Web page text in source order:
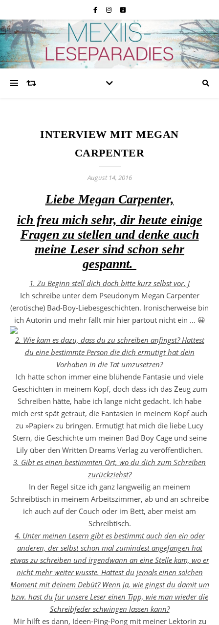
INTERVIEW MIT MEGAN
CARPENTER
August 14, 2016
Liebe Megan Carpenter,
ich freu mich sehr, dir heute einige
Fragen zu stellen und denke auch
meine Leser sind schon sehr
gespannt.
1. Zu Beginn stell dich doch bitte kurz selbst vor. J
Ich schreibe unter dem Pseudonym Megan Carpenter
(erotische) Bad-Boy-Liebesgeschichten. Ironischerweise bin
ich Autorin und mehr fällt mir hier partout nicht ein … 😀
2. Wie kam es dazu, dass du zu schreiben anfingst? Hattest
du eine bestimmte Person die dich ermutigt hat dein
Vorhaben in die Tat umzusetzen?
Ich hatte schon immer eine blühende Fantasie und viele
Geschichten in meinem Kopf, doch dass ich das Zeug zum
Schreiben hätte, habe ich lange nicht gedacht. Ich habe
mich erst spät getraut, die Fantasien in meinem Kopf auch
zu »Papier« zu bringen. Ermutigt hat mich die liebe Lucy
Stern, die Geschichte um meinen Bad Boy Cage und seine
Lily über den Written Dreams Verlag zu veröffentlichen.
3. Gibt es einen bestimmten Ort, wo du dich zum Schreiben
zurückziehst?
In der Regel sitze ich ganz langweilig an meinem
Schreibtisch in meinem Arbeitszimmer, ab und an schreibe
ich auch auf der Couch oder im Bett, aber meist am
Schreibtisch.
4. Unter meinen Lesern gibt es bestimmt auch den ein oder
anderen, der selbst schon mal zumindest angefangen hat
etwas zu schreiben und irgendwann an eine Stelle kam, wo er
nicht mehr weiter wusste. Hattest du jemals einen solchen
Moment mit deinem Debüt? Wenn ja, wie gingst du damit um
bzw. hast du für unsere Leser einen Tipp, wie man wieder die
Schreibfeder schwingen lassen kann?
Mir hilft es dann, Ideen-Ping-Pong mit meiner Lektorin zu